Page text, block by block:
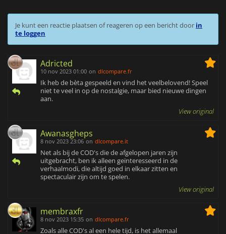
Je kunt een reactie plaatsen of reageren op een bericht door in
te loggen
Adricted
10 nov 2023 01:00 on dlcompare.fr
Ik heb de bèta gespeeld en vind het veelbelovend! Speel
niet te veel in op de nostalgie, maar bied nieuwe dingen
aan.
View original
Awanasgheps
8 nov 2023 23:06 on dlcompare.it
Net als bij de COD's die de afgelopen jaren zijn
uitgebracht, ben ik alleen geïnteresseerd in de
verhaalmodi, die altijd goed in elkaar zitten en
spectaculair zijn om te spelen.
View original
membraxfr
8 nov 2023 15:35 on dlcompare.fr
Zoals alle COD's al een hele tijd, is het allemaal